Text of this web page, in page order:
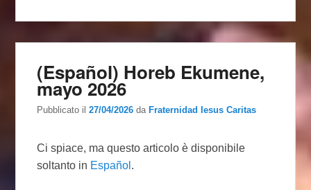
(Español) Horeb Ekumene,
mayo 2026
Pubblicato il27/04/2026 da Fraternidad Iesus Caritas
Ci spiace, ma questo articolo è disponibile
soltanto in Español .